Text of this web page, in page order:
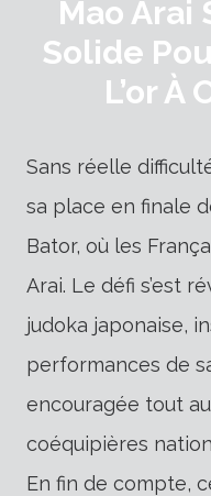
Mao Arai
Solide
L’or
Sans réelle
sa place en finale
Bator, où les
Arai. Le défi s’est
judoka japonaise,
performances de
encouragée tout
coéquipières
En fin de compte,